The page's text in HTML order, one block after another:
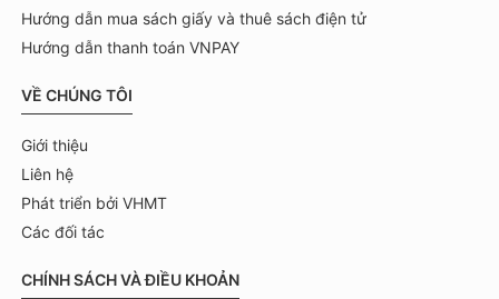
Hướng dẫn mua sách giấy và thuê sách điện tử
Hướng dẫn thanh toán VNPAY
VỀ CHÚNG TÔI
Giới thiệu
Liên hệ
Phát triển bởi VHMT
Các đối tác
CHÍNH SÁCH VÀ ĐIỀU KHOẢN